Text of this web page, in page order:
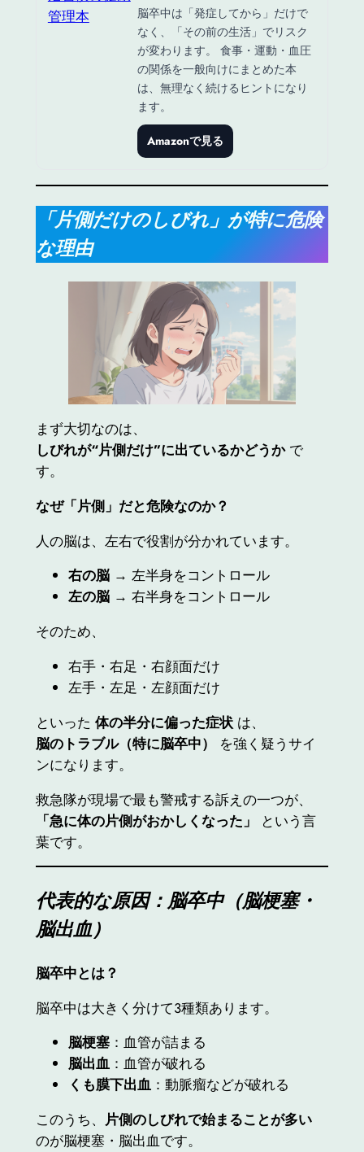
脳卒中は「発症してから」だけで
なく、「その前の生活」でリスク
が変わります。 食事・運動・血圧
の関係を一般向けにまとめた本
は、無理なく続けるヒントになり
ます。
Amazonで見る
「片側だけのしびれ」が特に危険
な理由
まず大切なのは、
しびれが“片側だけ”に出ているかどうかで
す。
なぜ「片側」だと危険なのか？
人の脳は、左右で役割が分かれています。
右の脳→ 左半身をコントロール
左の脳→ 右半身をコントロール
そのため、
右手・右足・右顔面だけ
左手・左足・左顔面だけ
といった 体の半分に偏った症状は、
脳のトラブル（特に脳卒中）
を強く疑うサイ
ンになります。
救急隊が現場で最も警戒する訴えの一つが、
「急に体の片側がおかしくなった」
という言
葉です。
代表的な原因：脳卒中（脳梗塞・
脳出血）
脳卒中とは？
脳卒中は大きく分けて3種類あります。
脳梗塞：血管が詰まる
脳出血：血管が破れる
くも膜下出血：動脈瘤などが破れる
このうち、 片側のしびれで始まることが多い
のが脳梗塞・脳出血です。